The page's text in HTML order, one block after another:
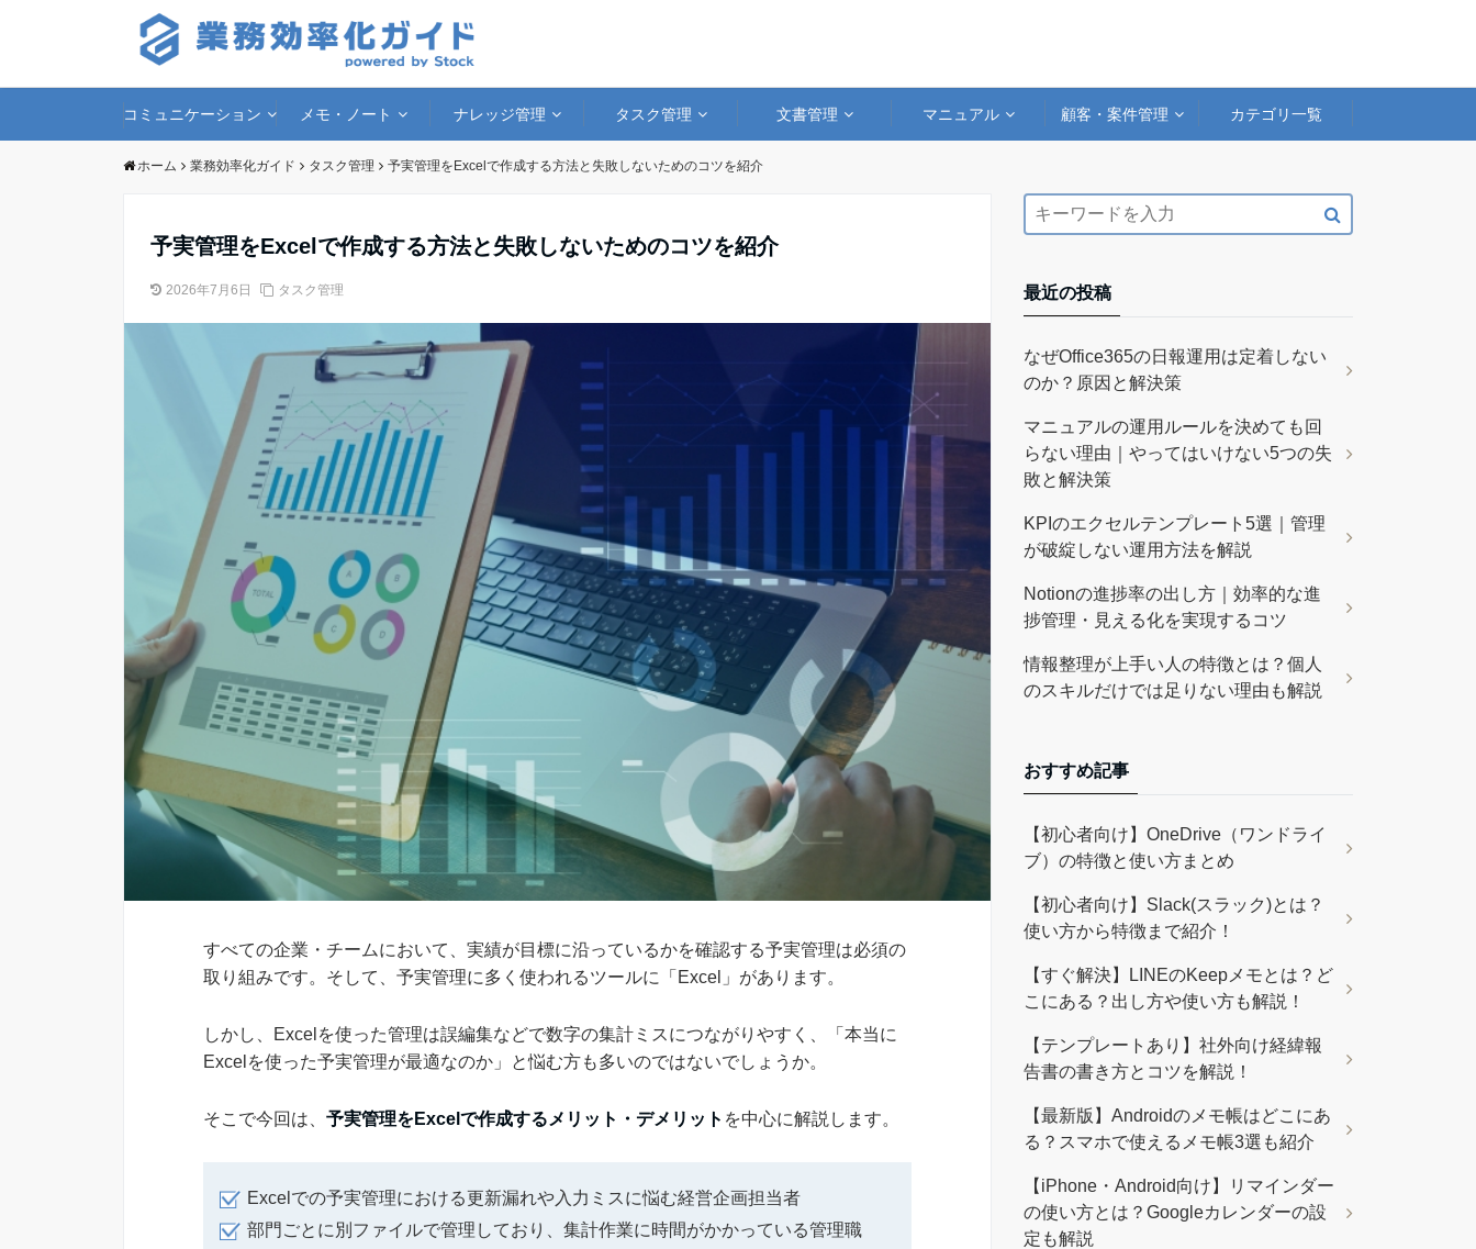
コミュニケーション メモ・ノート ナレッジ管理 タスク管理 文書管理 マニュアル 顧客・案件管理 カテゴリ一覧
ホーム 業務効率化ガイド タスク管理 予実管理をExcelで作成する方法と失敗しないためのコツを紹介
予実管理をExcelで作成する方法と失敗しないためのコツを紹介
2026年7月6日 タスク管理
すべての企業・チームにおいて、実績が目標に沿っているかを確認する予実管理は必須の
取り組みです。そして、予実管理に多く使われるツールに「Excel」があります。
しかし、Excelを使った管理は誤編集などで数字の集計ミスにつながりやすく、「本当に
Excelを使った予実管理が最適なのか」と悩む方も多いのではないでしょうか。
そこで今回は、 予実管理をExcelで作成するメリット・デメリット を中心に解説します。
Excelでの予実管理における更新漏れや入力ミスに悩む経営企画担当者
部門ごとに別ファイルで管理しており、集計作業に時間がかかっている管理職
最近の投稿
なぜOffice365の日報運用は定着しない
のか？原因と解決策
マニュアルの運用ルールを決めても回
らない理由｜やってはいけない5つの失
敗と解決策
KPIのエクセルテンプレート5選｜管理
が破綻しない運用方法を解説
Notionの進捗率の出し方｜効率的な進
捗管理・見える化を実現するコツ
情報整理が上手い人の特徴とは？個人
のスキルだけでは足りない理由も解説
おすすめ記事
【初心者向け】OneDrive（ワンドライ
ブ）の特徴と使い方まとめ
【初心者向け】Slack(スラック)とは？
使い方から特徴まで紹介！
【すぐ解決】LINEのKeepメモとは？ど
こにある？出し方や使い方も解説！
【テンプレートあり】社外向け経緯報
告書の書き方とコツを解説！
【最新版】Androidのメモ帳はどこにあ
る？スマホで使えるメモ帳3選も紹介
【iPhone・Android向け】リマインダー
の使い方とは？Googleカレンダーの設
定も解説